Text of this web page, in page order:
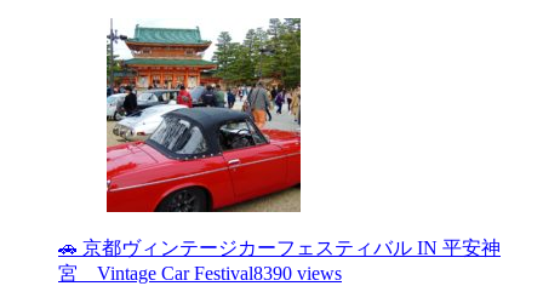
🚗 京都ヴィンテージカーフェスティバル IN 平安神
宮 Vintage Car Festival8390 views